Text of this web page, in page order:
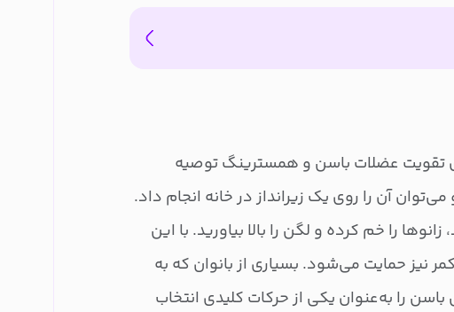
تقویت عضلات باسن و همسترینگ توصیه
آن را روی یک زیرانداز در خانه انجام داد.
را خم کرده و لگن را بالا بیاورید. با این
نیز حمایت می‌شود. بسیاری از بانوان که به
را به‌عنوان یکی از حرکات کلیدی انتخاب